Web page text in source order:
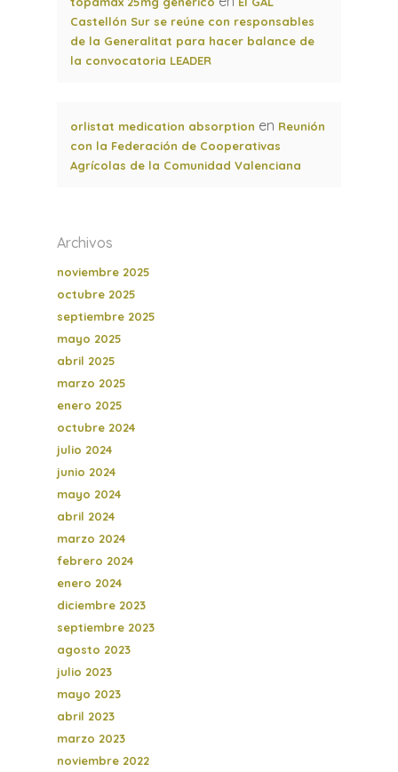
Castellón Sur se reúne con responsables
de la Generalitat para hacer balance de
la convocatoria LEADER
orlistat medication absorption en Reunión
con la Federación de Cooperativas
Agrícolas de la Comunidad Valenciana
Archivos
noviembre 2025
octubre 2025
septiembre 2025
mayo 2025
abril 2025
marzo 2025
enero 2025
octubre 2024
julio 2024
junio 2024
mayo 2024
abril 2024
marzo 2024
febrero 2024
enero 2024
diciembre 2023
septiembre 2023
agosto 2023
julio 2023
mayo 2023
abril 2023
marzo 2023
noviembre 2022